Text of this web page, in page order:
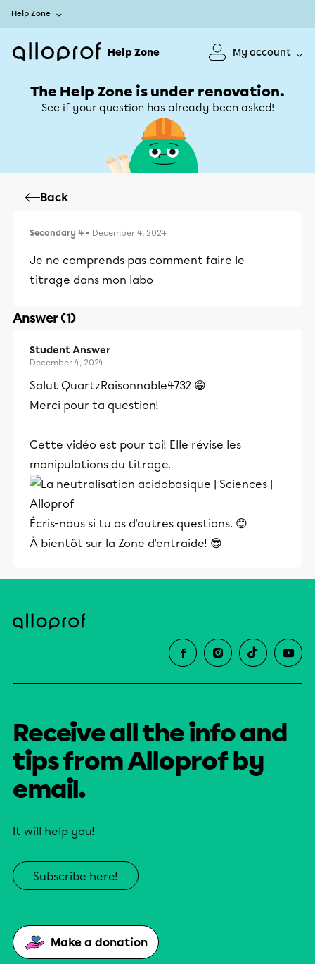
Help Zone
Help Zone My account
The Help Zone is under renovation.
See if your question has already been asked!
Back
Secondary 4 • December 4, 2024
Je ne comprends pas comment faire le
titrage dans mon labo
Answer (1)
Student Answer
December 4, 2024
Salut QuartzRaisonnable4732 😁
Merci pour ta question!
Cette vidéo est pour toi! Elle révise les
manipulations du titrage.
Écris-nous si tu as d'autres questions. 😊
À bientôt sur la Zone d'entraide! 😎
Receive all the info and
tips from Alloprof by
email.
It will help you!
Subscribe here!
Make a donation